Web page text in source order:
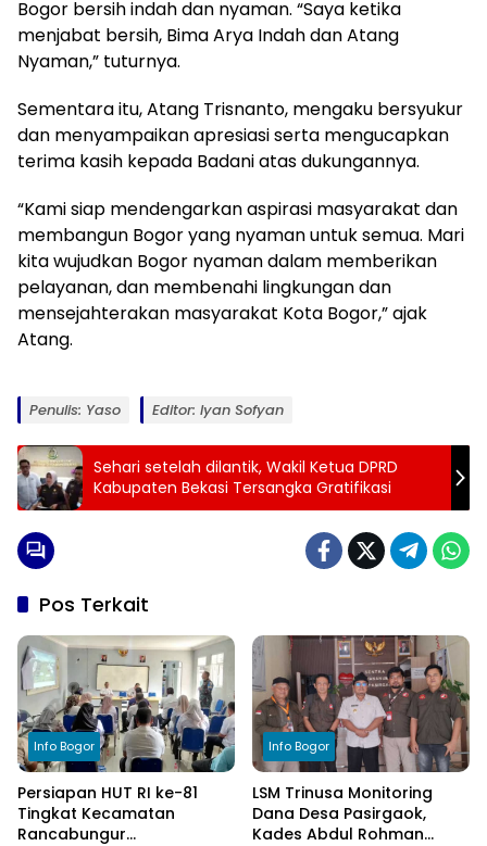
Bogor bersih indah dan nyaman. “Saya ketika
menjabat bersih, Bima Arya Indah dan Atang
Nyaman,” tuturnya.
Sementara itu, Atang Trisnanto, mengaku bersyukur
dan menyampaikan apresiasi serta mengucapkan
terima kasih kepada Badani atas dukungannya.
“Kami siap mendengarkan aspirasi masyarakat dan
membangun Bogor yang nyaman untuk semua. Mari
kita wujudkan Bogor nyaman dalam memberikan
pelayanan, dan membenahi lingkungan dan
mensejahterakan masyarakat Kota Bogor,” ajak
Atang.
Penulis: Yaso Editor: Iyan Sofyan
Sehari setelah dilantik, Wakil Ketua DPRD
Kabupaten Bekasi Tersangka Gratifikasi
Pos Terkait
Info Bogor
Persiapan HUT RI ke-81
Tingkat Kecamatan
Rancabungur
Info Bogor
LSM Trinusa Monitoring
Dana Desa Pasirgaok,
Kades Abdul Rohman